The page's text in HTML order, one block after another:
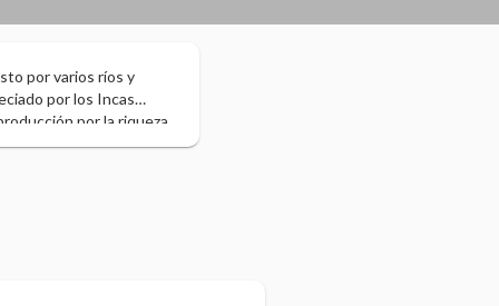
por varios ríos y
por los Incas
por la riqueza
Cultural de la